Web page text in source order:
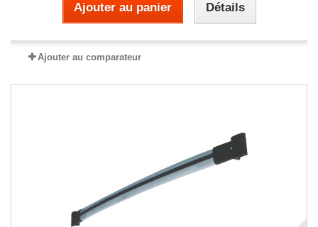
Ajouter au panier Détails
Ajouter au comparateur